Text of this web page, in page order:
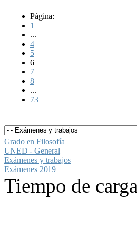
Página:
1
...
4
5
6
7
8
...
73
Grado en Filosofía
UNED - General
Exámenes y trabajos
Exámenes 2019
Tiempo de